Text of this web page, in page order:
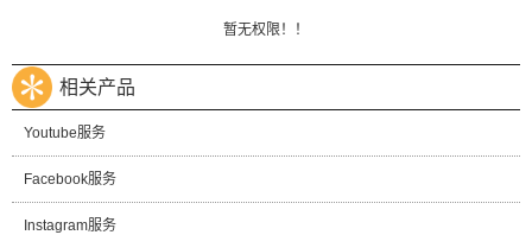
暂无权限！！
相关产品
Youtube服务
Facebook服务
Instagram服务